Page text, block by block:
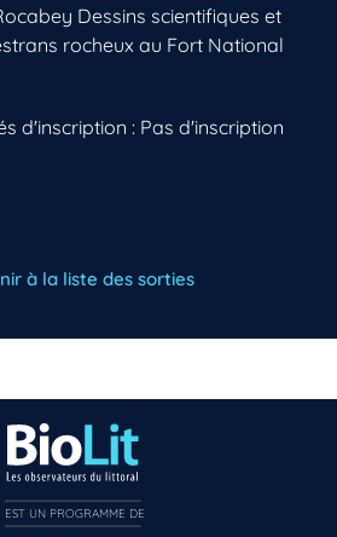
Dessins scientifiques et
rocheux au Fort National
d'inscription : Pas d'inscription
à la liste des sorties